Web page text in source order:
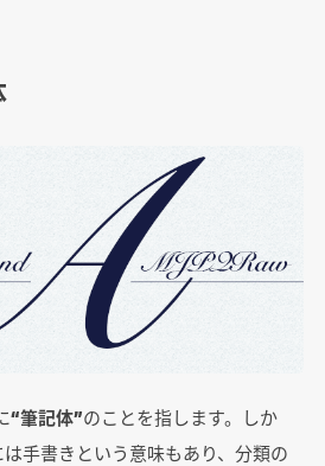
“筆記体”のことを指します。しか
手書きという意味もあり、分類の